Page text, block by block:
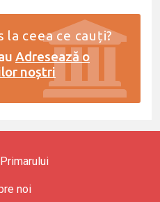
la ceea ce cauți?
Adresează o
noștri
noi